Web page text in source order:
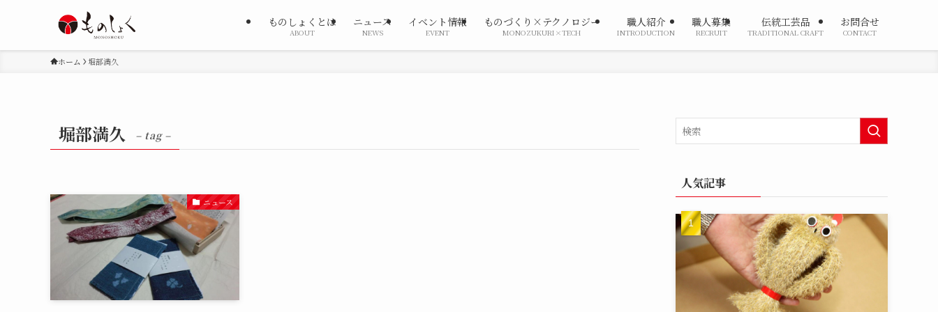
ものしょくとは
ABOUT
ニュース
NEWS
イベント情報
EVENT
ものづくり×テクノロジー
MONOZUKURI×TECH
職人紹介
INTRODUCTION
職人募集
RECRUIT
伝統工芸品
TRADITIONAL CRAFT
お問合せ
CONTACT
ホーム 堀部満久
堀部満久 – tag –
ニュース
人気記事